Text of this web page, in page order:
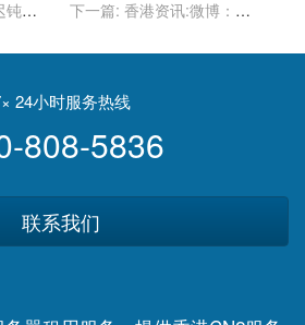
钝
下一篇: 香港资讯:微博：将
期发帖所在地”功能
24小时服务热线
808-5836
联系我们